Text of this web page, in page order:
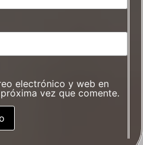
electrónico y web en
vez que comente.